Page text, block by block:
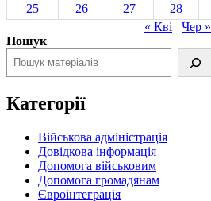
25
26 27 28
« Кві
Чер »
Пошук
Категорії
Військова адміністрація
Довідкова інформація
Допомога військовим
Допомога громадянам
Євроінтеграція